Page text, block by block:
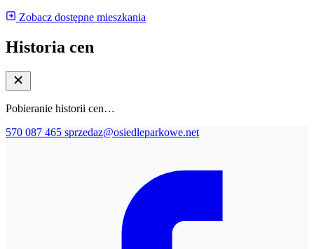
Zobacz dostępne mieszkania
Historia cen
Pobieranie historii cen…
570 087 465 sprzedaz@osiedleparkowe.net